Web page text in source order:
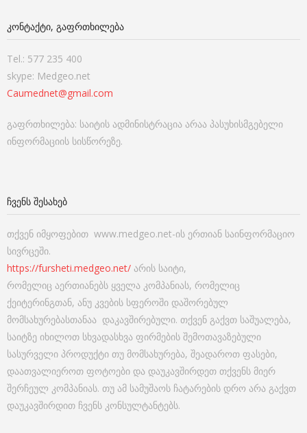
ᲙᲝᲜᲢᲐᲥᲢᲘ, ᲒᲐᲤᲠᲗᲮᲘᲚᲔᲑᲐ
Tel.: 577 235 400
skype: Medgeo.net
Caumednet@gmail.com
გაფრთხილება: საიტის ადმინისტრაცია არაა პასუხისმგებელი
ინფორმაციის სისწორეზე.
ᲩᲕᲔᲜᲡ ᲨᲔᲡᲐᲮᲔᲑ
თქვენ იმყოფებით www.medgeo.net-ის ერთიან საინფორმაციო
სივრცეში.
https://fursheti.medgeo.net/ არის საიტი,
რომელიც აერთიანებს ყველა კომპანიას, რომელიც
ქეიტერინგთან, ანუ კვების სფეროში დაშორებულ
მომსახურებასთანაა დაკავშირებული. თქვენ გაქვთ საშუალება,
საიტზე იხილოთ სხვადასხვა ფირმების შემოთავაზებული
სასურველი პროდუქტი თუ მომსახურება, შეადაროთ ფასები,
დაათვალიეროთ ფოტოები და დაუკავშირდეთ თქვენს მიერ
შერჩეულ კომპანიას. თუ ამ სამუშაოს ჩატარების დრო არა გაქვთ
დაუკავშირდით ჩვენს კონსულტანტებს.